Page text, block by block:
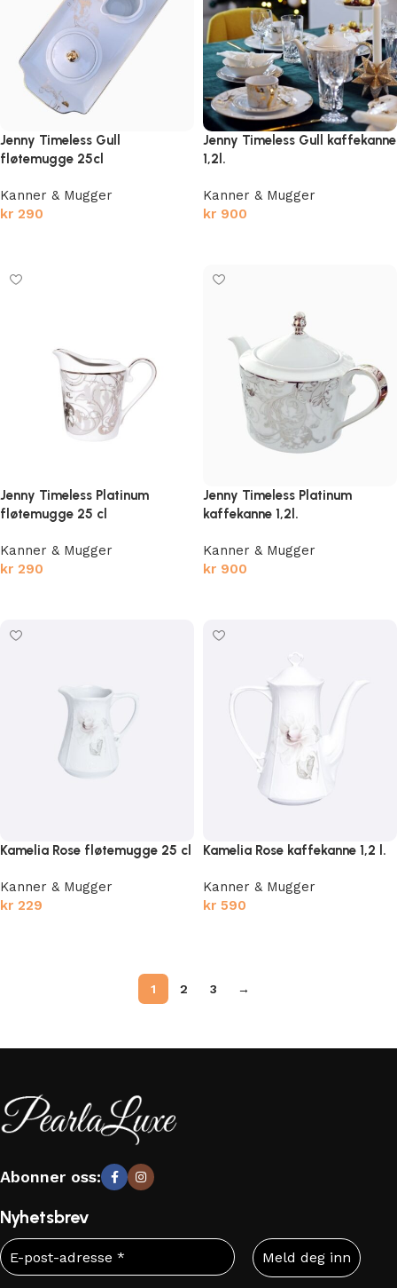
Jenny Timeless Gull
fløtemugge 25cl
Kanner & Mugger
kr 290
Jenny Timeless Gull kaffekanne
1,2l.
Kanner & Mugger
kr 900
Jenny Timeless Platinum
fløtemugge 25 cl
Kanner & Mugger
kr 290
Jenny Timeless Platinum
kaffekanne 1,2l.
Kanner & Mugger
kr 900
Kamelia Rose fløtemugge 25 cl
Kanner & Mugger
kr 229
Kamelia Rose kaffekanne 1,2 l.
Kanner & Mugger
kr 590
1 2 3 →
Abonner oss:
Nyhetsbrev